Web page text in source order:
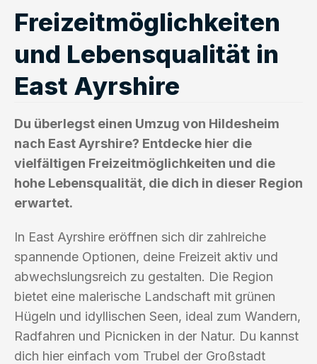
Freizeitmöglichkeiten
und Lebensqualität in
East Ayrshire
Du überlegst einen Umzug von Hildesheim
nach East Ayrshire? Entdecke hier die
vielfältigen Freizeitmöglichkeiten und die
hohe Lebensqualität, die dich in dieser Region
erwartet.
In East Ayrshire eröffnen sich dir zahlreiche
spannende Optionen, deine Freizeit aktiv und
abwechslungsreich zu gestalten. Die Region
bietet eine malerische Landschaft mit grünen
Hügeln und idyllischen Seen, ideal zum Wandern,
Radfahren und Picnicken in der Natur. Du kannst
dich hier einfach vom Trubel der Großstadt